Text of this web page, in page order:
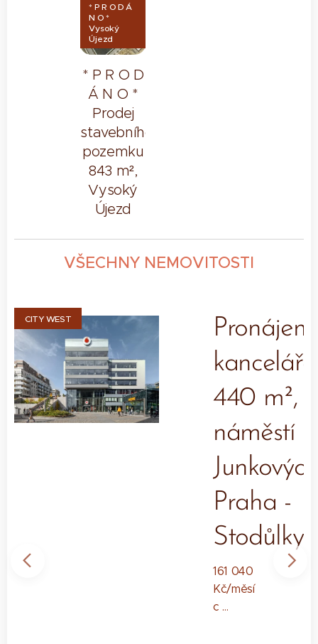
* P R O D
Á N O *
Prodej
stavebního
pozemku
843 m²,
Vysoký
Újezd
* P R O D Á
N O *
Vysoký
Újezd
VŠECHNY NEMOVITOSTI
CITY WEST
Pronájem
440 m²,
náměstí
Praha -
Stodůlky
161 040
Kč/měsí
c